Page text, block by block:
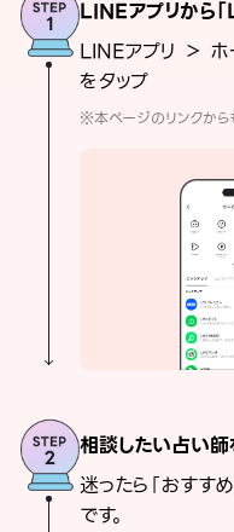
LINEアプリから
LINEアプリ ＞
をタップ
※本ページのリンクか
相談したい占い
迷ったら「おすす
です。